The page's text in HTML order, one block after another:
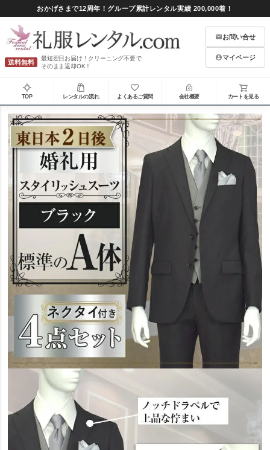
おかげさまで12周年！グループ累計レンタル実績 200,000着！
送料無料
最短翌日お届け！クリーニング不要で
そのまま返却OK！
お問い合せ
マイページ
TOP レンタルの流れ よくあるご質問 会社概要 カートを見る